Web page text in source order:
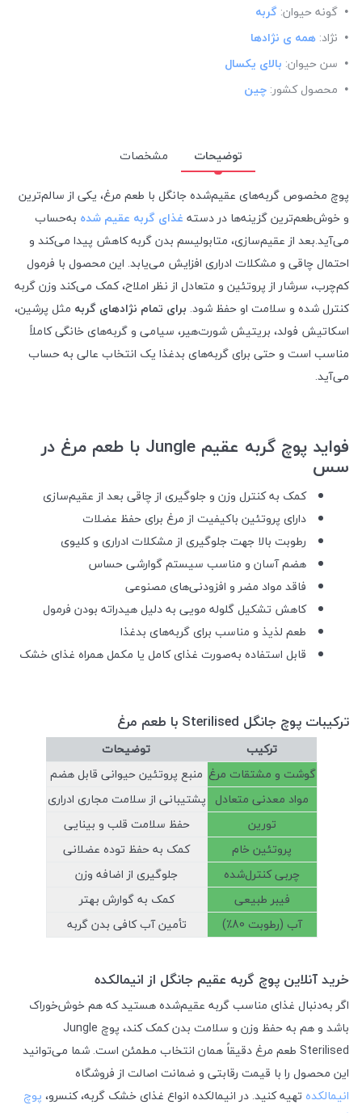
گونه حیوان: گربه
نژاد: همه ی نژادها
سن حیوان: بالای یکسال
محصول کشور: چین
توضیحات
مشخصات
پوچ مخصوص گربه‌های عقیم‌شده جانگل با طعم مرغ، یکی از سالم‌ترین
و خوش‌طعم‌ترین گزینه‌ها در دسته غذای گربه عقیم شده به‌حساب
می‌آید.بعد از عقیم‌سازی، متابولیسم بدن گربه کاهش پیدا می‌کند و
احتمال چاقی و مشکلات ادراری افزایش می‌یابد. این محصول با فرمول
کم‌چرب، سرشار از پروتئین و متعادل از نظر املاح، کمک می‌کند وزن گربه
کنترل شده و سلامت او حفظ شود. برای تمام نژادهای گربه مثل پرشین،
اسکاتیش فولد، بریتیش شورت‌هیر، سیامی و گربه‌های خانگی کاملاً
مناسب است و حتی برای گربه‌های بدغذا یک انتخاب عالی به حساب
می‌آید.
فواید پوچ گربه عقیم Jungle با طعم مرغ در
سس
کمک به کنترل وزن و جلوگیری از چاقی بعد از عقیم‌سازی
دارای پروتئین باکیفیت از مرغ برای حفظ عضلات
رطوبت بالا جهت جلوگیری از مشکلات ادراری و کلیوی
هضم آسان و مناسب سیستم گوارشی حساس
فاقد مواد مضر و افزودنی‌های مصنوعی
کاهش تشکیل گلوله مویی به دلیل هیدراته بودن فرمول
طعم لذیذ و مناسب برای گربه‌های بدغذا
قابل استفاده به‌صورت غذای کامل یا مکمل همراه غذای خشک
ترکیبات پوچ جانگل Sterilised با طعم مرغ
ترکیب
توضیحات
گوشت و مشتقات مرغ منبع پروتئین حیوانی قابل هضم
مواد معدنی متعادل پشتیبانی از سلامت مجاری ادراری
تورین
حفظ سلامت قلب و بینایی
پروتئین خام
کمک به حفظ توده عضلانی
چربی کنترل‌شده
جلوگیری از اضافه وزن
فیبر طبیعی
کمک به گوارش بهتر
آب (رطوبت 80٪)
تأمین آب کافی بدن گربه
خرید آنلاین پوچ گربه عقیم جانگل از انیمالکده
اگر به‌دنبال غذای مناسب گربه عقیم‌شده هستید که هم خوش‌خوراک
باشد و هم به حفظ وزن و سلامت بدن کمک کند، پوچ Jungle
Sterilised طعم مرغ دقیقاً همان انتخاب مطمئن است. شما می‌توانید
این محصول را با قیمت رقابتی و ضمانت اصالت از فروشگاه
انیمالکده تهیه کنید. در انیمالکده انواع غذای خشک گربه، کنسرو، پوچ